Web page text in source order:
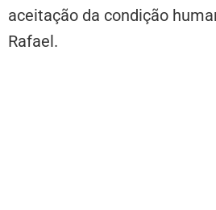
aceitação da condição
Rafael.